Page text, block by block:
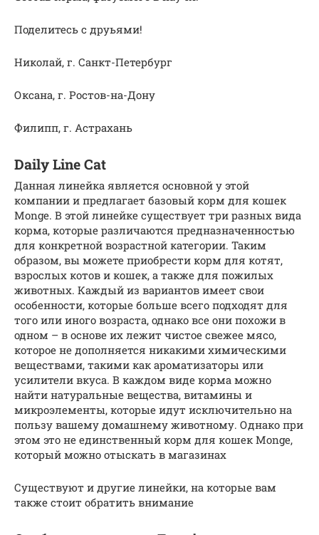
Поделитесь с друьями!
Николай, г. Санкт-Петербург
Оксана, г. Ростов-на-Дону
Филипп, г. Астрахань
Daily Line Cat
Данная линейка является основной у этой
компании и предлагает базовый корм для кошек
Monge. В этой линейке существует три разных вида
корма, которые различаются предназначенностью
для конкретной возрастной категории. Таким
образом, вы можете приобрести корм для котят,
взрослых котов и кошек, а также для пожилых
животных. Каждый из вариантов имеет свои
особенности, которые больше всего подходят для
того или иного возраста, однако все они похожи в
одном – в основе их лежит чистое свежее мясо,
которое не дополняется никакими химическими
веществами, такими как ароматизаторы или
усилители вкуса. В каждом виде корма можно
найти натуральные вещества, витамины и
микроэлементы, которые идут исключительно на
пользу вашему домашнему животному. Однако при
этом это не единственный корм для кошек Monge,
который можно отыскать в магазинах
Существуют и другие линейки, на которые вам
также стоит обратить внимание